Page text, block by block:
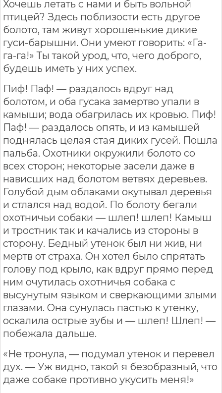
Хочешь летать с нами и быть вольной
птицей? Здесь поблизости есть другое
болото, там живут хорошенькие дикие
гуси-барышни. Они умеют говорить: «Га-
га-га!» Ты такой урод, что, чего доброго,
будешь иметь у них успех.
Пиф! Паф! — раздалось вдруг над
болотом, и оба гусака замертво упали в
камыши; вода обагрилась их кровью. Пиф!
Паф! — раздалось опять, и из камышей
поднялась целая стая диких гусей. Пошла
пальба. Охотники окружили болото со
всех сторон; некоторые засели даже в
нависших над болотом ветвях деревьев.
Голубой дым облаками окутывал деревья
и стлался над водой. По болоту бегали
охотничьи собаки — шлеп! шлеп! Камыш
и тростник так и качались из стороны в
сторону. Бедный утенок был ни жив, ни
мертв от страха. Он хотел было спрятать
голову под крыло, как вдруг прямо перед
ним очутилась охотничья собака с
высунутым языком и сверкающими злыми
глазами. Она сунулась пастью к утенку,
оскалила острые зубы и — шлеп! Шлеп! —
побежала дальше.
«Не тронула, — подумал утенок и перевел
дух. — Уж видно, такой я безобразный, что
даже собаке противно укусить меня!»